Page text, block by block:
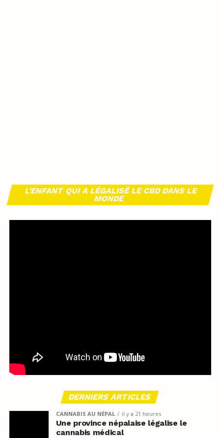
L’ENFANT QUI A LÉGALISÉ LE CBD DANS LE
MONDE
DERNIERS ARTICLES
CANNABIS AU NÉPAL il y a 21 heures
Une province népalaise légalise le
cannabis médical